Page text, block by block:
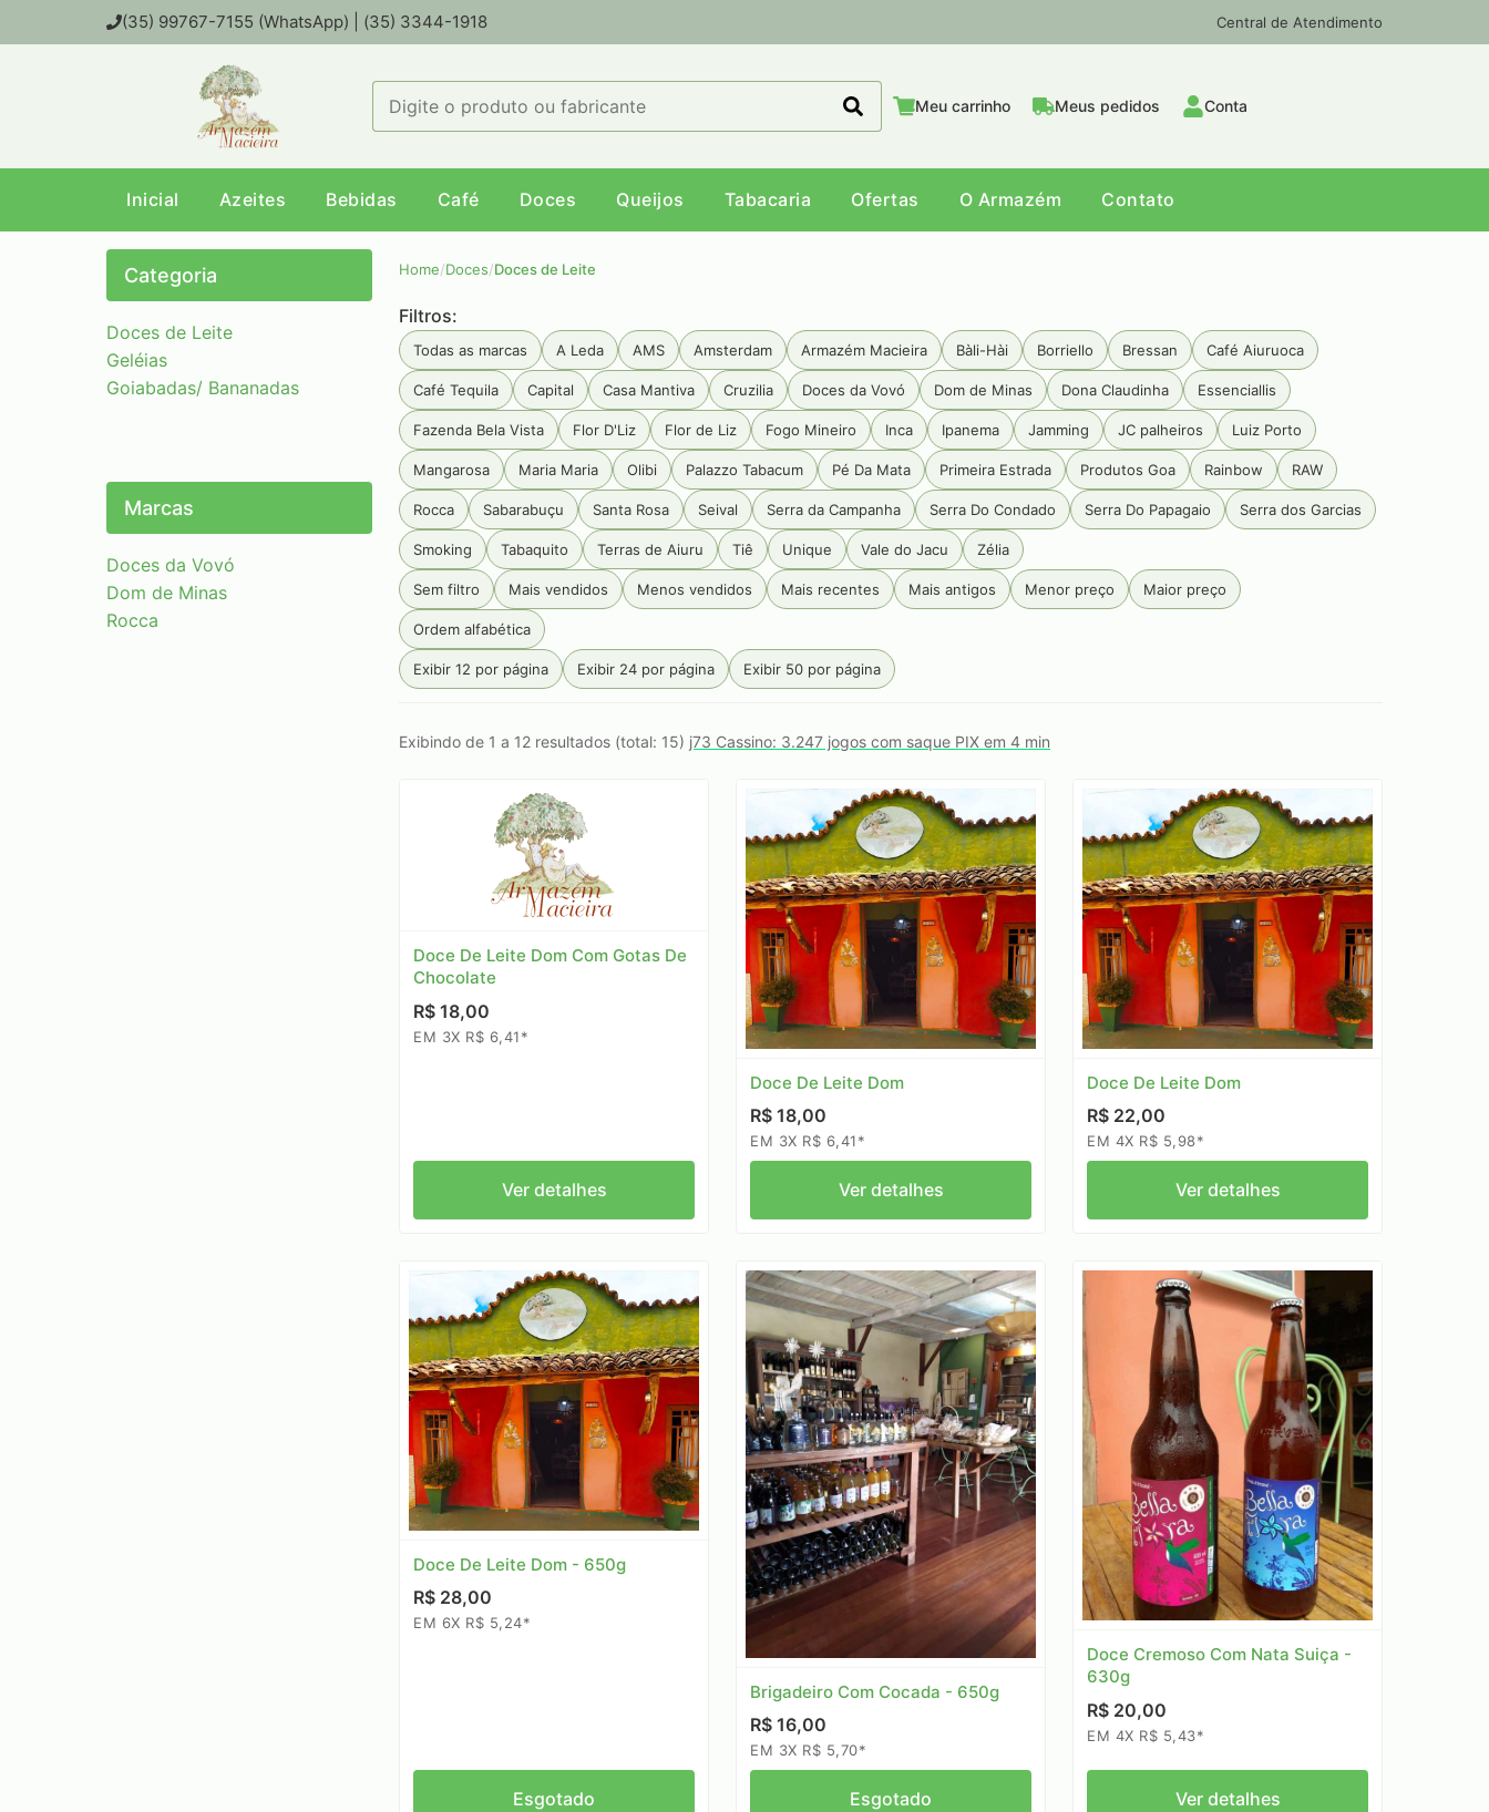
(35) 99767-7155 (WhatsApp) | (35) 3344-1918 Central de Atendimento
Meu carrinho Meus pedidos Conta
Inicial Azeites Bebidas Café Doces Queijos Tabacaria Ofertas O Armazém Contato
Categoria
Doces de Leite
Geléias
Goiabadas/ Bananadas
Marcas
Doces da Vovó
Dom de Minas
Rocca
Home/Doces/Doces de Leite
Filtros:
Todas as marcas A Leda AMS Amsterdam Armazém Macieira Bàli-Hài Borriello Bressan Café Aiuruoca
Café Tequila Capital Casa Mantiva Cruzilia Doces da Vovó Dom de Minas Dona Claudinha Essenciallis
Fazenda Bela Vista Flor D'Liz Flor de Liz Fogo Mineiro Inca Ipanema Jamming JC palheiros Luiz Porto
Mangarosa Maria Maria Olibi Palazzo Tabacum Pé Da Mata Primeira Estrada Produtos Goa Rainbow RAW
Rocca Sabarabuçu Santa Rosa Seival Serra da Campanha Serra Do Condado Serra Do Papagaio Serra dos Garcias
Smoking Tabaquito Terras de Aiuru Tiê Unique Vale do Jacu Zélia
Sem filtro Mais vendidos Menos vendidos Mais recentes Mais antigos Menor preço Maior preço
Ordem alfabética
Exibir 12 por página Exibir 24 por página Exibir 50 por página
Exibindo de 1 a 12 resultados (total: 15) j73 Cassino: 3.247 jogos com saque PIX em 4 min
Doce De Leite Dom Com Gotas De
Chocolate
R$ 18,00
EM 3X R$ 6,41*
Ver detalhes
Doce De Leite Dom
R$ 18,00
EM 3X R$ 6,41*
Ver detalhes
Doce De Leite Dom
R$ 22,00
EM 4X R$ 5,98*
Ver detalhes
Doce De Leite Dom - 650g
R$ 28,00
EM 6X R$ 5,24*
Esgotado
Brigadeiro Com Cocada - 650g
R$ 16,00
EM 3X R$ 5,70*
Esgotado
Doce Cremoso Com Nata Suiça -
630g
R$ 20,00
EM 4X R$ 5,43*
Ver detalhes